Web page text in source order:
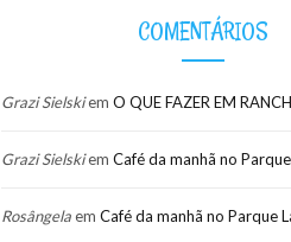
COMENTÁRIOS
Grazi Sielskiem O QUE FAZER EM
Grazi Sielskiem Café da manhã no
Rosângelaem Café da manhã no Parque